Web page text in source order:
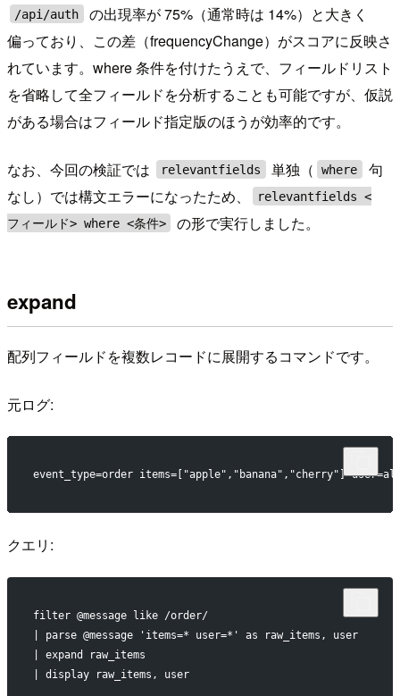
/api/auth
の出現率が 75%（通常時は 14%）と大きく
偏っており、この差（frequencyChange）がスコアに反映さ
れています。where 条件を付けたうえで、フィールドリスト
を省略して全フィールドを分析することも可能ですが、仮説
がある場合はフィールド指定版のほうが効率的です。
なお、今回の検証では relevantfields 単独（ where
句
なし）では構文エラーになったため、
relevantfields <
フィールド> where <条件>
の形で実行しました。
expand
配列フィールドを複数レコードに展開するコマンドです。
元ログ:
event_type=order items=["apple","banana","cherry"]
クエリ:
filter @message like /order/
| parse @message 'items=* user=*' as raw_items, user
| expand raw_items
| display raw_items, user